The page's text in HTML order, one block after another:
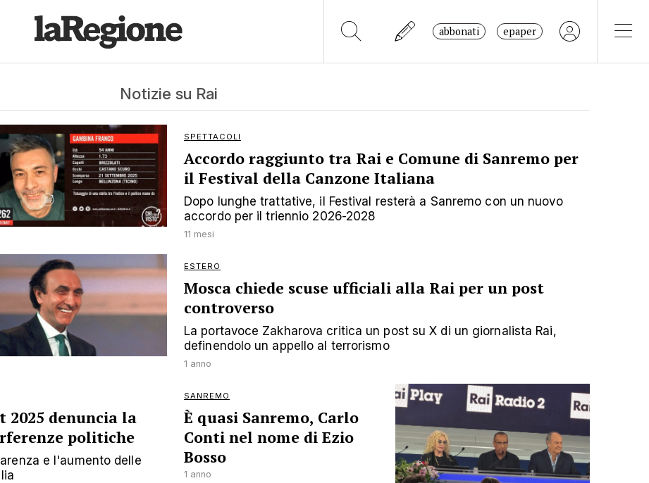
abbonati epaper
Notizie su Rai
SPETTACOLI
Accordo raggiunto tra Rai e Comune di Sanremo per
il Festival della Canzone Italiana
Dopo lunghe trattative, il Festival resterà a Sanremo con un nuovo
accordo per il triennio 2026-2028
11 mesi
ESTERO
Mosca chiede scuse ufficiali alla Rai per un post
controverso
La portavoce Zakharova critica un post su X di un giornalista Rai,
definendolo un appello al terrorismo
1 anno
2025 denuncia la
politiche
e l'aumento delle
SANREMO
È quasi Sanremo, Carlo
Conti nel nome di Ezio
Bosso
1 anno